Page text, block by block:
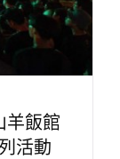
羊飯館
活動